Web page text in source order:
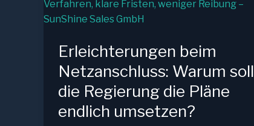
Erleichterungen beim
Netzanschluss: Warum soll
die Regierung die Pläne
endlich umsetzen?